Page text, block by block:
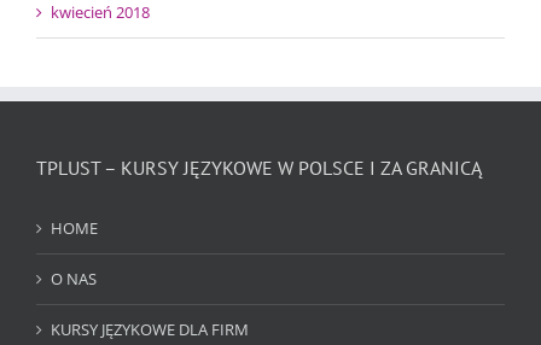
kwiecień 2018
TPLUST – KURSY JĘZYKOWE W POLSCE I ZA GRANICĄ
HOME
O NAS
KURSY JĘZYKOWE DLA FIRM